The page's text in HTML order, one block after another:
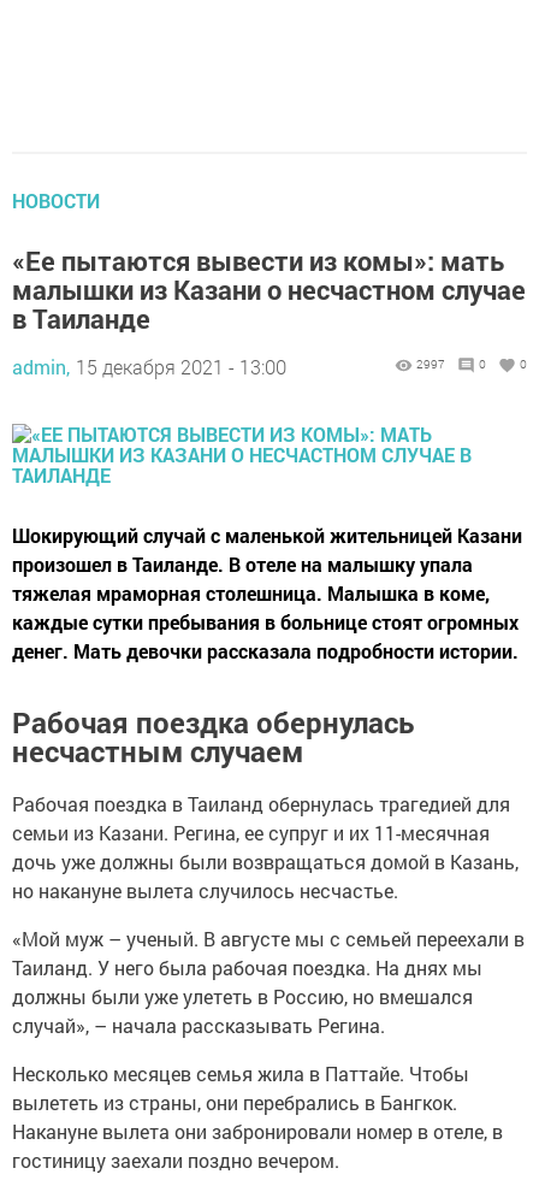
НОВОСТИ
«Ее пытаются вывести из комы»: мать
малышки из Казани о несчастном случае
в Таиланде
admin, 15 декабря 2021 - 13:00 2997 0 0
Шокирующий случай с маленькой жительницей Казани
произошел в Таиланде. В отеле на малышку упала
тяжелая мраморная столешница. Малышка в коме,
каждые сутки пребывания в больнице стоят огромных
денег. Мать девочки рассказала подробности истории.
Рабочая поездка обернулась
несчастным случаем
Рабочая поездка в Таиланд обернулась трагедией для
семьи из Казани. Регина, ее супруг и их 11-месячная
дочь уже должны были возвращаться домой в Казань,
но накануне вылета случилось несчастье.
«Мой муж – ученый. В августе мы с семьей переехали в
Таиланд. У него была рабочая поездка. На днях мы
должны были уже улететь в Россию, но вмешался
случай», – начала рассказывать Регина.
Несколько месяцев семья жила в Паттайе. Чтобы
вылететь из страны, они перебрались в Бангкок.
Накануне вылета они забронировали номер в отеле, в
гостиницу заехали поздно вечером.